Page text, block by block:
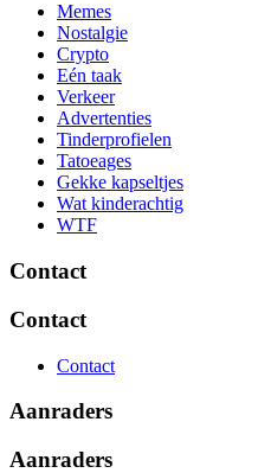
Memes
Nostalgie
Crypto
Eén taak
Verkeer
Advertenties
Tinderprofielen
Tatoeages
Gekke kapseltjes
Wat kinderachtig
WTF
Contact
Contact
Contact
Aanraders
Aanraders